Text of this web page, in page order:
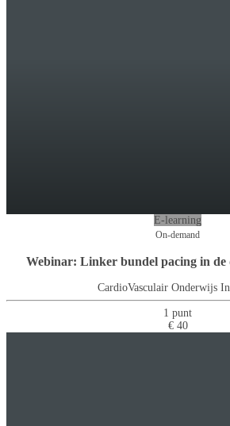
E-learning
On-demand
Webinar: Linker bundel pacing in
CardioVasculair Onderwijs
1 punt
€ 40